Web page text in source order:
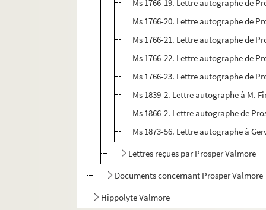
Ms 1766-19. Lettre autographe de
Ms 1766-20. Lettre autographe de
Ms 1766-21. Lettre autographe de
Ms 1766-22. Lettre autographe de
Ms 1766-23. Lettre autographe de
Ms 1839-2. Lettre autographe à M.
Ms 1866-2. Lettre autographe de
Ms 1873-56. Lettre autographe à
Lettres reçues par Prosper Valmore
Documents concernant Prosper Valmore
Hippolyte Valmore